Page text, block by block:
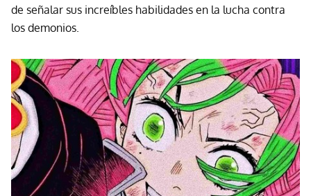
de señalar sus increíbles habilidades en la lucha contra
los demonios.